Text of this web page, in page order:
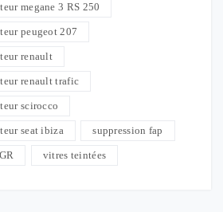
megane 3 RS 250
peugeot 207
renault
renault trafic
scirocco
seat ibiza suppression fap
vitres teintées